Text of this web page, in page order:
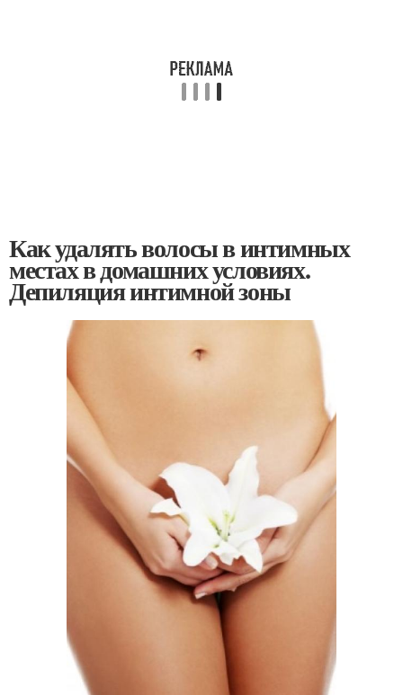
Как удалять волосы в интимных
местах в домашних условиях.
Депиляция интимной зоны